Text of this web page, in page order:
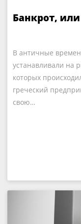
Банкрот,
В античные
устанавливали на
которых
греческий
свою…